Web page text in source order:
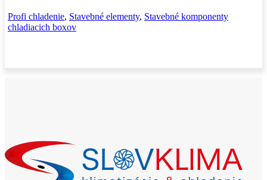
Profi chladenie, Stavebné elementy, Stavebné komponenty
chladiacich boxov